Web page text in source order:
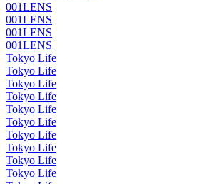
001LENS
001LENS
001LENS
001LENS
Tokyo Life
Tokyo Life
Tokyo Life
Tokyo Life
Tokyo Life
Tokyo Life
Tokyo Life
Tokyo Life
Tokyo Life
Tokyo Life